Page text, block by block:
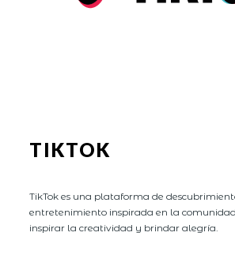
TIKTOK
TikTok es una plataforma de
entretenimiento inspirada en la
inspirar la creatividad y brindar alegría.